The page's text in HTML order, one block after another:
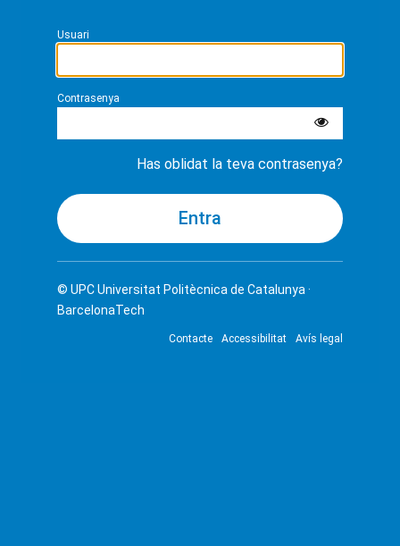
Usuari
Contrasenya
Has oblidat la teva contrasenya?
© UPCUniversitat Politècnica de Catalunya ·
BarcelonaTech
Contacte Accessibilitat Avís legal